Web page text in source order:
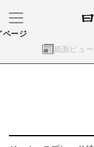
紙面ビュ
ページ